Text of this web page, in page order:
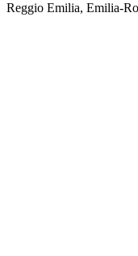
Reggio Emilia, Emilia-